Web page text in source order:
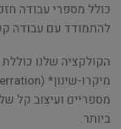
כולל מספרי עבודה
להתמודד עם עבודה
הקולקציה שלנו
מספריים ועיצוב קל
ביותר.